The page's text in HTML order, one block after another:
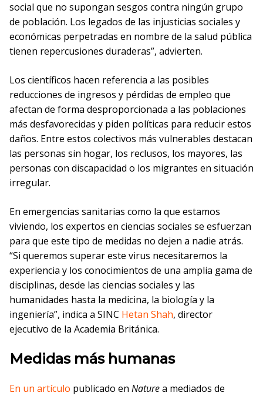
social que no supongan sesgos contra ningún grupo
de población. Los legados de las injusticias sociales y
económicas perpetradas en nombre de la salud pública
tienen repercusiones duraderas”, advierten.
Los científicos hacen referencia a las posibles
reducciones de ingresos y pérdidas de empleo que
afectan de forma desproporcionada a las poblaciones
más desfavorecidas y piden políticas para reducir estos
daños. Entre estos colectivos más vulnerables destacan
las personas sin hogar, los reclusos, los mayores, las
personas con discapacidad o los migrantes en situación
irregular.
En emergencias sanitarias como la que estamos
viviendo, los expertos en ciencias sociales se esfuerzan
para que este tipo de medidas no dejen a nadie atrás.
“Si queremos superar este virus necesitaremos la
experiencia y los conocimientos de una amplia gama de
disciplinas, desde las ciencias sociales y las
humanidades hasta la medicina, la biología y la
ingeniería”, indica a SINC Hetan Shah, director
ejecutivo de la Academia Británica.
Medidas más humanas
En un artículo publicado en Naturea mediados de